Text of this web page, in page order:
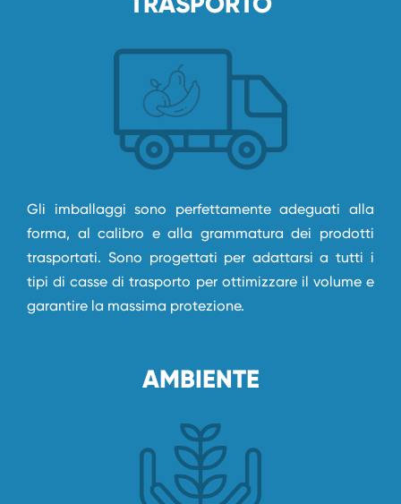
Gli imballaggi sono perfettamente adeguati alla
forma, al calibro e alla grammatura dei prodotti
trasportati. Sono progettati per adattarsi a tutti i
tipi di casse di trasporto per ottimizzare il volume e
garantire la massima protezione.
AMBIENTE